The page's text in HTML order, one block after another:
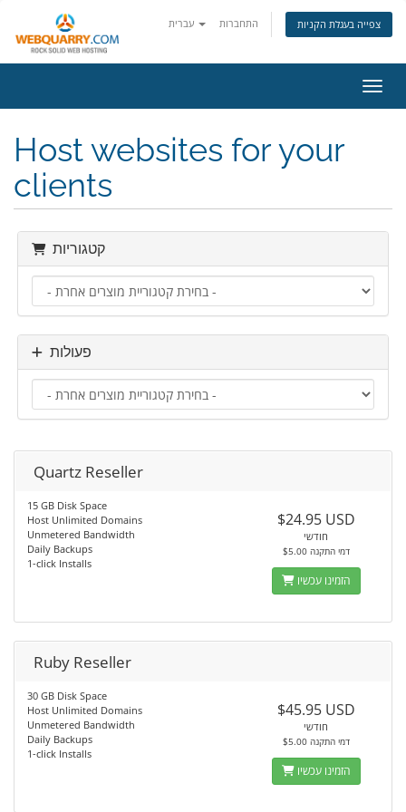
התחברות צפייה בעגלת הקניות
Host websites for your
clients
קטגוריות
פעולות
Quartz Reseller
15 GB Disk Space
Host Unlimited Domains
Unmetered Bandwidth
Daily Backups
1-click Installs
$24.95 USD
חודשי
$5.00 דמי התקנה
הזמינו עכשיו
Ruby Reseller
30 GB Disk Space
Host Unlimited Domains
Unmetered Bandwidth
Daily Backups
1-click Installs
$45.95 USD
חודשי
$5.00 דמי התקנה
הזמינו עכשיו